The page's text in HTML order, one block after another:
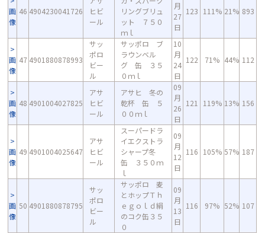
画
像
46 4904230041726
ヒビ
ール
リングブリュ
ット ７５０
ｍｌ
月
27
日
123 111% 21% 893
画
像
47 4901880878993
サッ
ポロ
ビー
ル
サッポロ ブ
ラウンベル
グ 缶 ３５
０ｍｌ
10
月
24
日
122 71% 44% 112
画
像
48 4901004027825
アサ
ヒビ
ール
アサヒ 冬の
乾杯 缶 ５
００ｍｌ
09
月
26
日
121 119% 13% 156
画
像
49 4901004025647
アサ
ヒビ
ール
スーパードラ
イエクストラ
シャープ冬
缶 ３５０ｍ
ｌ
09
月
12
日
116 105% 57% 187
画
像
50 4901880878795
サッ
ポロ
ビー
ル
サッポロ 麦
とホップＴｈ
ｅｇｏｌｄ絹
のコク缶３５
０
09
月
13
日
116 97% 52% 107